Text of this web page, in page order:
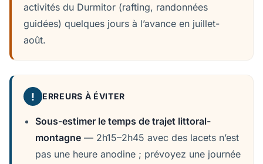
activités du Durmitor (rafting, randonnées
guidées) quelques jours à l’avance en juillet-
août.
! ERREURS À ÉVITER
Sous-estimer le temps de trajet littoral-
montagne — 2h15–2h45 avec des lacets n’est
pas une heure anodine ; prévoyez une journée